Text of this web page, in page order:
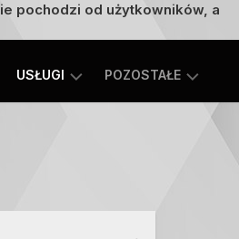
pochodzi od użytkowników, a
USŁUGI POZOSTAŁE